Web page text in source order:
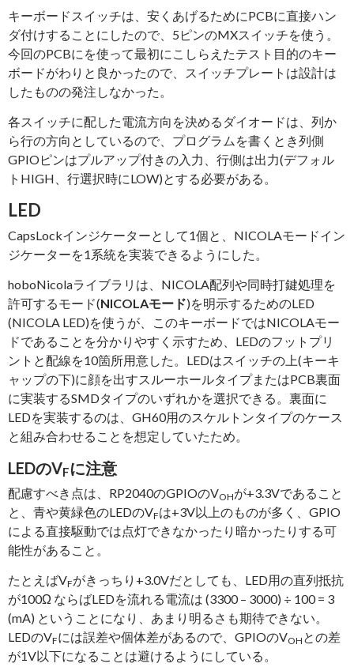
キーボードスイッチは、安くあげるためにPCBに直接ハン
ダ付けすることにしたので、5ピンのMXスイッチを使う。
今回のPCBにを使って最初にこしらえたテスト目的のキー
ボードがわりと良かったので、スイッチプレートは設計は
したものの発注しなかった。
各スイッチに配した電流方向を決めるダイオードは、列か
ら行の方向としているので、プログラムを書くとき列側
GPIOピンはプルアップ付きの入力、行側は出力(デフォル
トHIGH、行選択時にLOW)とする必要がある。
LED
CapsLockインジケーターとして1個と、NICOLAモードイン
ジケーターを1系統を実装できるようにした。
hoboNicolaライブラリは、NICOLA配列や同時打鍵処理を
許可するモード(NICOLAモード)を明示するためのLED
(NICOLA LED)を使うが、このキーボードではNICOLAモー
ドであることを分かりやすく示すため、LEDのフットプリ
ントと配線を10箇所用意した。LEDはスイッチの上(キーキ
ャップの下)に顔を出すスルーホールタイプまたはPCB裏面
に実装するSMDタイプのいずれかを選択できる。裏面に
LEDを実装するのは、GH60用のスケルトンタイプのケース
と組み合わせることを想定していたため。
LEDのVFに注意
配慮すべき点は、RP2040のGPIOのVOHが+3.3Vであること
と、青や黄緑色のLEDのVFは+3V以上のものが多く、GPIO
による直接駆動では点灯できなかったり暗かったりする可
能性があること。
たとえばVFがきっちり+3.0Vだとしても、LED用の直列抵抗
が100Ω ならばLEDを流れる電流は (3300 – 3000) ÷ 100 = 3
(mA) ということになり、あまり明るさも期待できない。
LEDのVFには誤差や個体差があるので、GPIOのVOH との差
が1V以下になることは避けるようにしている。